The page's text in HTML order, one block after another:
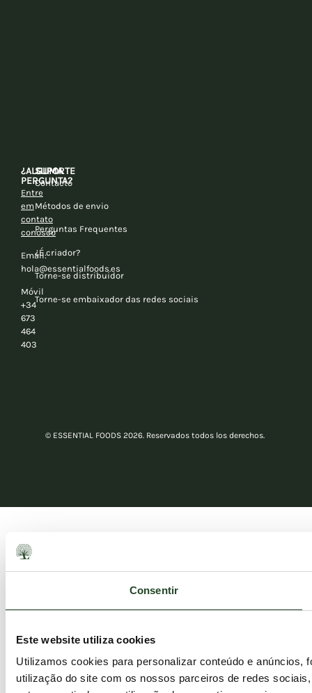
Consentir
Este website utiliza cookies
Utilizamos cookies para personalizar conteúdo e anúncios,
utilização do site com os nossos parceiros de redes
¿ALGUMA
PERGUNTA?
Entre
em
contato
conosco
Email:
hola@essentialfoods.es
Móvil
+34
673
464
403
SUPORTE
Contacto
Métodos de envio
Perguntas Frequentes
¿É criador?
Torne-se distribuidor
Torne-se embaixador das redes sociais
© ESSENTIAL FOODS 2026. Reservados todos los derechos.